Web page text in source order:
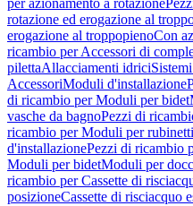
per azionamento a rotazione
rotazione ed erogazione al
erogazione al troppopienoCon
ricambio per Accessori di
pilettaAllacciamenti idrici
AccessoriModuli d'installazione
di ricambio per Moduli per bidet
vasche da bagnoPezzi di
ricambio per Moduli per rubinetti
d'installazionePezzi di ricambio
Moduli per bidetModuli per
ricambio per Cassette di
posizioneCassette di risciacquo